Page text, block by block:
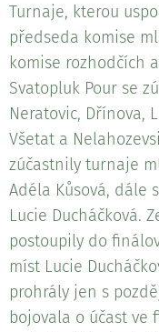
Turnaje, kterou
předseda komise
komise rozhodčích
Svatopluk Pour se
Neratovic, Dřínova,
Všetat a
zúčastnily turnaje
Adéla Kůsová, dále
Lucie Ducháčková.
postoupily do
míst Lucie
prohrály jen s
bojovala o účast ve